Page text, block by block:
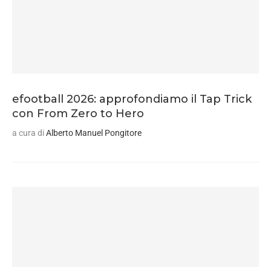
efootball 2026: approfondiamo il Tap Trick
con From Zero to Hero
a cura diAlberto Manuel Pongitore